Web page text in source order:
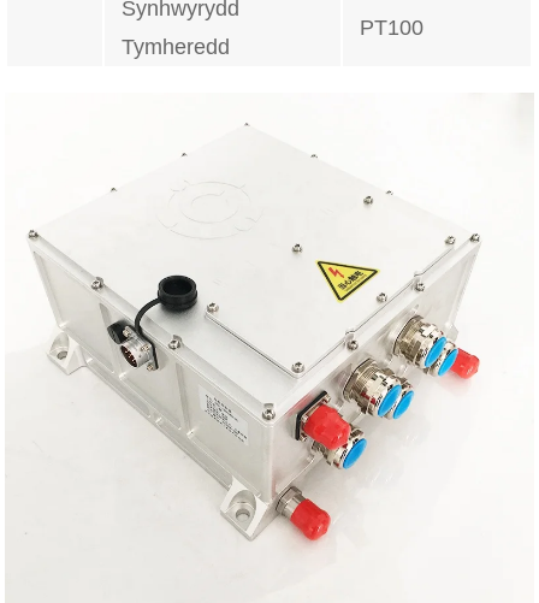
Synhwyrydd
Tymheredd
PT100